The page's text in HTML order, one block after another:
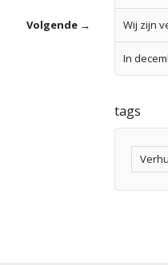
Volgende → Wij zijn
In
tags